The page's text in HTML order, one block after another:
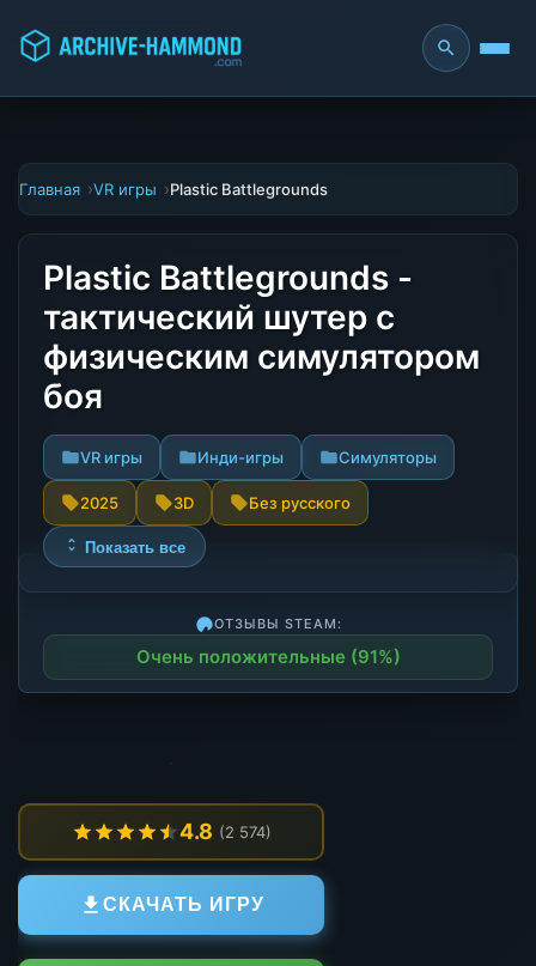
Главная VR игры Plastic Battlegrounds
Plastic Battlegrounds -
тактический шутер с
физическим симулятором
боя
VR игры Инди-игры Симуляторы
2025 3D Без русского
Показать все
ОТЗЫВЫ STEAM:
Очень положительные (91%)
4.8 (2 574)
СКАЧАТЬ ИГРУ